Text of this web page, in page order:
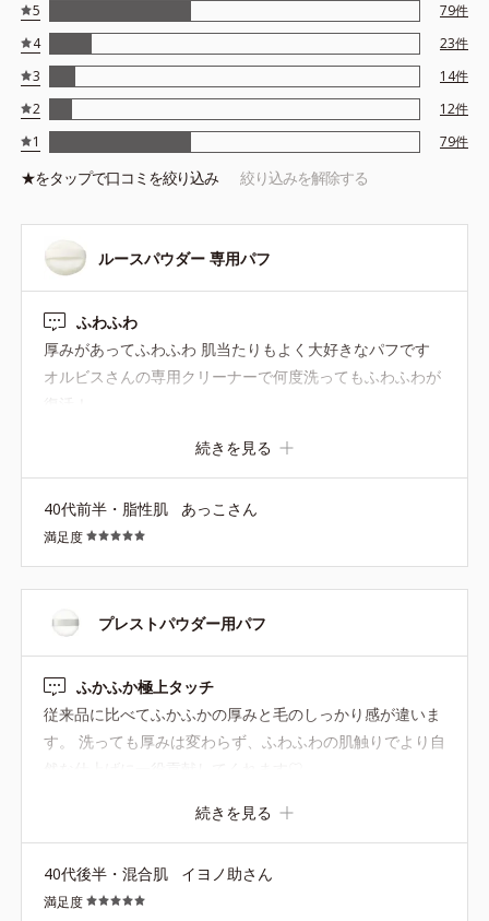
5 79件
4
23件
3
14件
2
12件
1
79件
★をタップで口コミを絞り込み 絞り込みを解除する
ルースパウダー 専用パフ
ふわふわ
厚みがあってふわふわ 肌当たりもよく大好きなパフです
オルビスさんの専用クリーナーで何度洗ってもふわふわが
続きを見る
40代前半・脂性肌 あっこさん
満足度
プレストパウダー用パフ
ふかふか極上タッチ
従来品に比べてふかふかの厚みと毛のしっかり感が違いま
す。 洗っても厚みは変わらず、ふわふわの肌触りでより自
続きを見る
40代後半・混合肌 イヨノ助さん
満足度